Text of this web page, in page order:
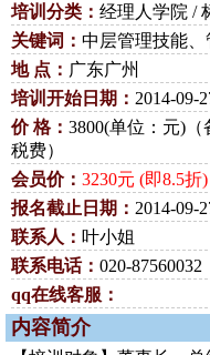
培训分类： 经理人学院 /
关键词： 中层管理技能、
地 点： 广东广州
培训开始日期： 2014-09-
价 格： 3800(单位：元)
税费）
会员价： 3230元 (即8.5折)
报名截止日期： 2014-09-
联系人： 叶小姐
联系电话： 020-
qq在线客服：
内容简介